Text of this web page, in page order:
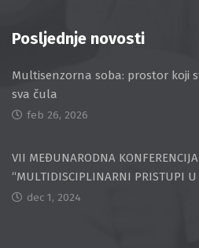
Posljednje novosti
Multisenzorna soba: prostor koji
sva čula
feb 26, 2026
VII MEĐUNARODNA KONFERENCIJA
“MULTIDISCIPLINARNI PRISTUPI U
dec 1, 2024